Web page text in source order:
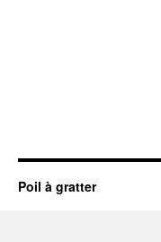
Poil à gratter